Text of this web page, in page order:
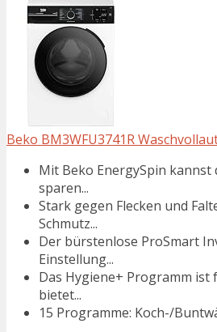
Beko BM3WFU3741R
Mit Beko EnergySpin kannst
sparen...
Stark gegen Flecken und
Schmutz...
Der bürstenlose ProSmart
Einstellung...
Das Hygiene+ Programm
bietet...
15 Programme: Koch-/